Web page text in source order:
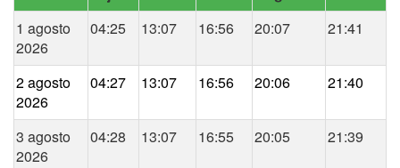
1 agosto
2026
04:25 13:07 16:56 20:07 21:41
2 agosto
2026
04:27 13:07 16:56 20:06 21:40
3 agosto
2026
04:28 13:07 16:55 20:05 21:39